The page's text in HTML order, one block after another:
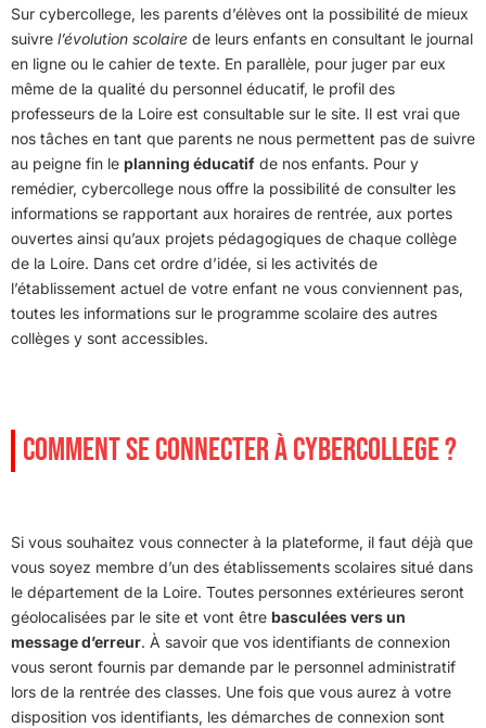
Sur cybercollege, les parents d’élèves ont la possibilité de mieux
suivre l’évolution scolaire de leurs enfants en consultant le journal
en ligne ou le cahier de texte. En parallèle, pour juger par eux
même de la qualité du personnel éducatif, le profil des
professeurs de la Loire est consultable sur le site. Il est vrai que
nos tâches en tant que parents ne nous permettent pas de suivre
au peigne fin le planning éducatif de nos enfants. Pour y
remédier, cybercollege nous offre la possibilité de consulter les
informations se rapportant aux horaires de rentrée, aux portes
ouvertes ainsi qu’aux projets pédagogiques de chaque collège
de la Loire. Dans cet ordre d’idée, si les activités de
l’établissement actuel de votre enfant ne vous conviennent pas,
toutes les informations sur le programme scolaire des autres
collèges y sont accessibles.
COMMENT SE CONNECTER À CYBERCOLLEGE ?
Si vous souhaitez vous connecter à la plateforme, il faut déjà que
vous soyez membre d’un des établissements scolaires situé dans
le département de la Loire. Toutes personnes extérieures seront
géolocalisées par le site et vont être basculées vers un
message d’erreur. À savoir que vos identifiants de connexion
vous seront fournis par demande par le personnel administratif
lors de la rentrée des classes. Une fois que vous aurez à votre
disposition vos identifiants, les démarches de connexion sont